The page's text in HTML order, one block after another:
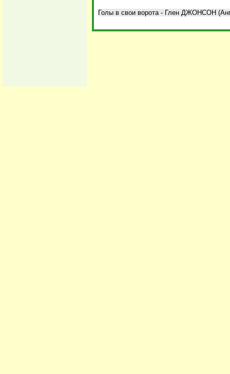
Голы в свои ворота - Глен ДЖОНСОН